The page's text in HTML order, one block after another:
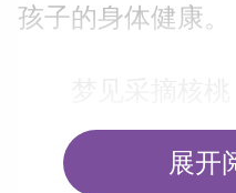
孩子的身体健康。
女人梦见核
展开